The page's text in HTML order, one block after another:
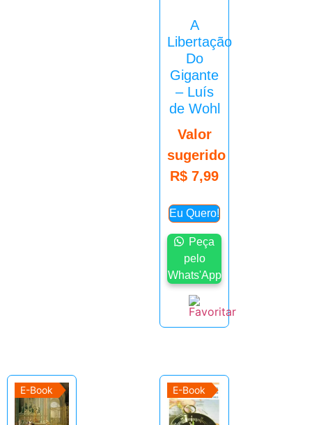
A
Libertação
Do
Gigante
– Luís
de Wohl
Valor
sugerido
R$ 7,99
Eu Quero!
Peça
pelo
Whats'App
E-Book E-Book